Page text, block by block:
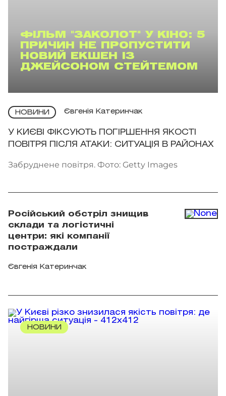
ФІЛЬМ "ЗАКОЛОТ" У КІНО: 5
ПРИЧИН НЕ ПРОПУСТИТИ
НОВИЙ ЕКШЕН ІЗ
ДЖЕЙСОНОМ СТЕЙТЕМОМ
НОВИНИ Євгенія Катеринчак
У КИЄВІ ФІКСУЮТЬ ПОГІРШЕННЯ ЯКОСТІ
ПОВІТРЯ ПІСЛЯ АТАКИ: СИТУАЦІЯ В РАЙОНАХ
Забруднене повітря. Фото: Getty Images
Російський обстріл знищив
склади та логістичні
центри: які компанії
постраждали
Євгенія Катеринчак
НОВИНИ